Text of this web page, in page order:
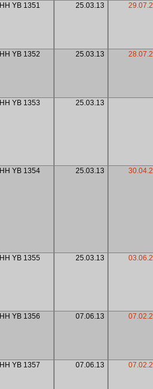
HH YB 1351 25.03.13
HH YB 1352 25.03.13
HH YB 1353 25.03.13
HH YB 1354 25.03.13
HH YB 1355 25.03.13
HH YB 1356 07.06.13
HH YB 1357 07.06.13